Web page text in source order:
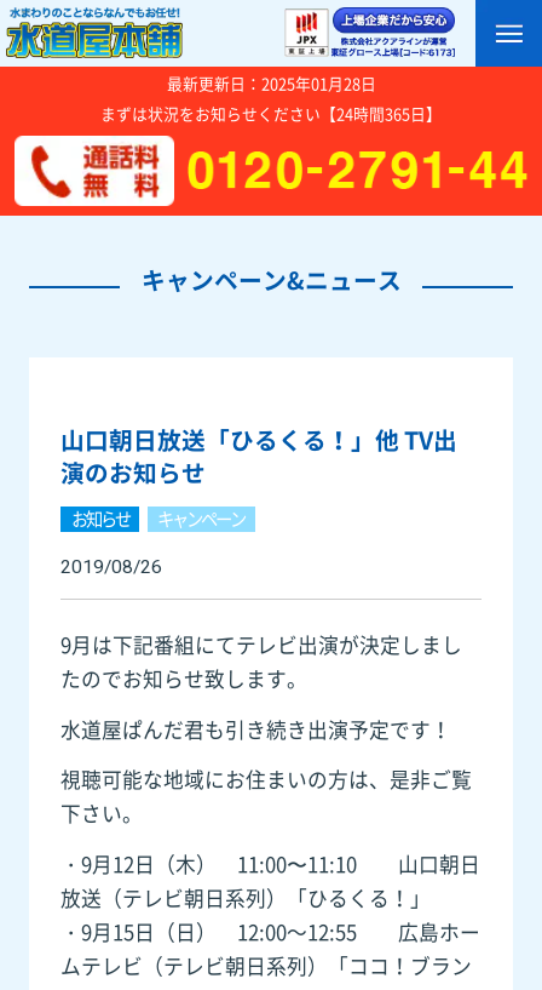
最新更新日：2025年01月28日
まずは状況をお知らせください【24時間365日】
キャンペーン&ニュース
山口朝日放送「ひるくる！」他 TV出
演のお知らせ
お知らせ キャンペーン
2019/08/26
9月は下記番組にてテレビ出演が決定しまし
たのでお知らせ致します。
水道屋ぱんだ君も引き続き出演予定です！
視聴可能な地域にお住まいの方は、是非ご覧
下さい。
・9月12日（木） 11:00〜11:10 山口朝日
放送（テレビ朝日系列）「ひるくる！」
・9月15日（日） 12:00～12:55 広島ホー
ムテレビ（テレビ朝日系列）「ココ！ブラン